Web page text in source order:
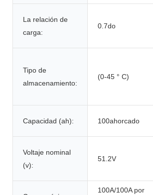
La relación de
carga:
0.7do
Tipo de
almacenamiento:
(0-45 ° C)
Capacidad (ah): 100ahorcado
Voltaje nominal
(v):
51.2V
100A/100A por